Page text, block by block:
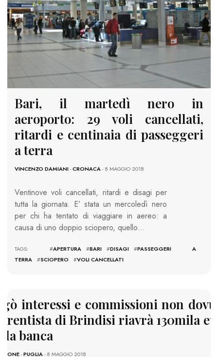
Bari, il martedì nero in
aeroporto: 29 voli cancellati,
ritardi e centinaia di passeggeri
a terra
VINCENZO DAMIANI-CRONACA- 8 MAGGIO 2018
Ventinove voli cancellati, ritardi e disagi per
tutta la giornata. E’ stata un mercoledì nero
per chi ha tentato di viaggiare in aereo: a
causa di uno doppio sciopero, quello…
TAGS: #APERTURA #BARI #DISAGI #PASSEGGERI A
TERRA
#SCIOPERO #VOLI CANCELLATI
interessi e commissioni non
di Brindisi riavrà 130mila
banca
-PUGLIA- 8 MAGGIO 2018